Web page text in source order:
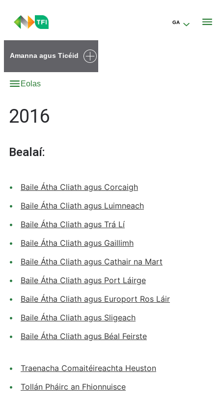
Go to the transportforireland.ie homepage (opens in a new tab)
GA
Amanna agus Ticéid
Eolas
2016
Bealaí:
Baile Átha Cliath agus Corcaigh
Baile Átha Cliath agus Luimneach
Baile Átha Cliath agus Trá Lí
Baile Átha Cliath agus Gaillimh
Baile Átha Cliath agus Cathair na Mart
Baile Átha Cliath agus Port Láirge
Baile Átha Cliath agus Europort Ros Láir
Baile Átha Cliath agus Sligeach
Baile Átha Cliath agus Béal Feirste
Traenacha Comaitéireachta Heuston
Tollán Pháirc an Fhionnuisce